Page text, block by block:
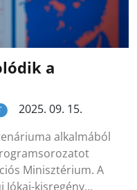
a
2025. 09. 15.
alkalmából
Minisztérium. A
Jókai-kisregény…